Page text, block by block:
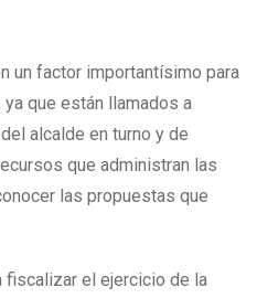
un factor importantísimo para
que están llamados a
alcalde en turno y de
que administran las
las propuestas que
fiscalizar el ejercicio de la